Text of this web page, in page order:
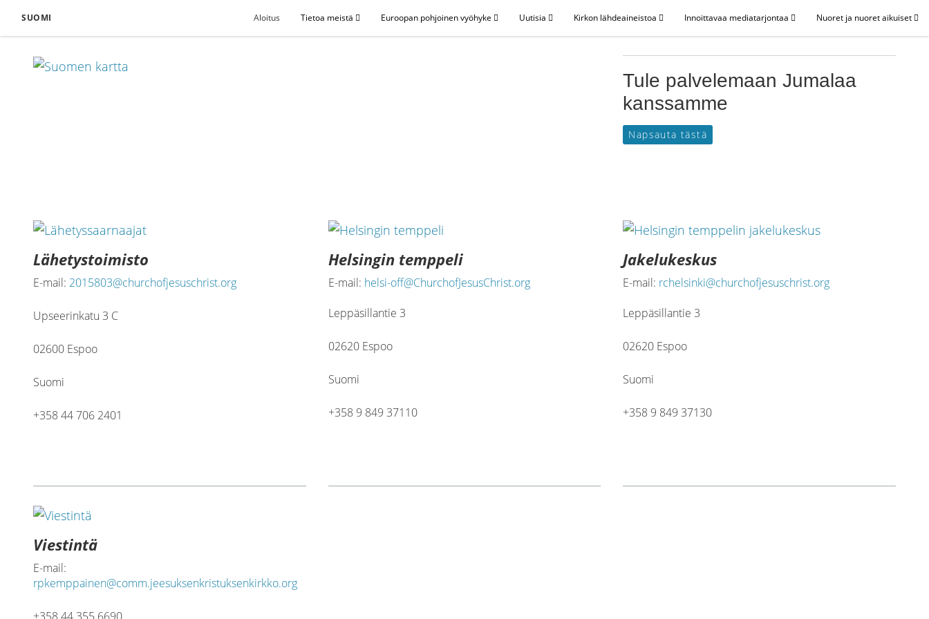
SUOMI Aloitus Tietoa meistä Euroopan pohjoinen vyöhyke Uutisia Kirkon lähdeaineistoa Innoittavaa mediatarjontaa Nuoret ja nuoret aikuiset
Tule palvelemaan Jumalaa
kanssamme
Napsauta tästä
Lähetystoimisto
E-mail: 2015803@churchofjesuschrist.org
Upseerinkatu 3 C
02600 Espoo
Suomi
+358 44 706 2401
Helsingin temppeli
E-mail: helsi-off@ChurchofJesusChrist.org
Leppäsillantie 3
02620 Espoo
Suomi
+358 9 849 37110
Jakelukeskus
E-mail: rchelsinki@churchofjesuschrist.org
Leppäsillantie 3
02620 Espoo
Suomi
+358 9 849 37130
Viestintä
E-mail:
rpkemppainen@comm.jeesuksenkristuksenkirkko.org